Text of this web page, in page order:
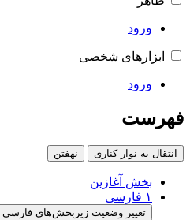
ورود
ابزارهای شخصی
ورود
فهرست
انتقال به نوار کناری نهفتن
بخش آغازین
۱ فارسی
تغییر وضعیت زیربخش‌های فارسی